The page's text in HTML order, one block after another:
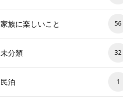
家族に楽しいこと 56
未分類 32
民泊 1